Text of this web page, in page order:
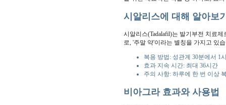
시알리스에 대해 알아보
시알리스(Tadalafil)는 발기부전 치료
로, '주말 약'이라는 별칭을 가지고 있
복용 방법: 성관계 30분에서 1
효과 지속 시간: 최대 36시간
주의 사항: 하루에 한 번 이상
비아그라 효과와 사용법